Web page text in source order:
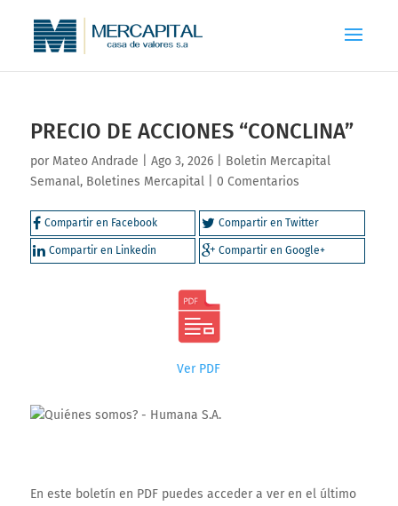
PRECIO DE ACCIONES “CONCLINA”
por Mateo Andrade Ago 3, 2026| Boletin Mercapital
Semanal, Boletines Mercapital| 0 Comentarios
Compartir en Facebook Compartir en Twitter
Compartir en Linkedin Compartir en Google+
Ver PDF
En este boletín en PDF puedes acceder a ver en el último